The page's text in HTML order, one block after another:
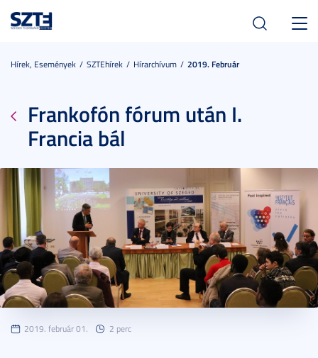
Hírek, Események SZTEhírek Hírarchívum 2019. Február
Frankofón fórum után I.
Francia bál
2019. február 01. 2 perc